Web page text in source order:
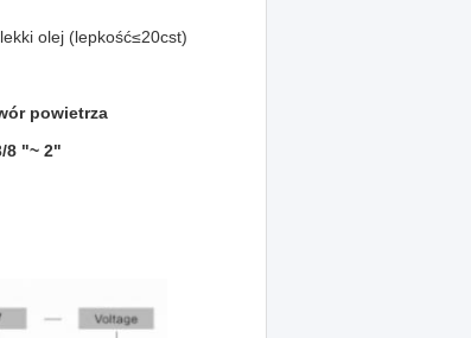
olej (lepkość≤20cst)
powietrza
8 "~ 2"